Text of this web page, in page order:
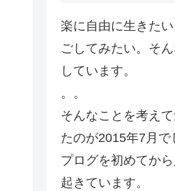
楽に自由に生きた
ごしてみたい。そ
しています。
。。
そんなことを考え
たのが2015年7月で
プログを初めてか
起きています。